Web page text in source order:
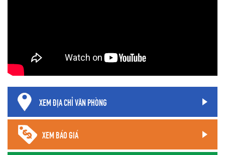
XEM ĐỊA CHỈ VĂN PHÒNG
XEM BÁO GIÁ